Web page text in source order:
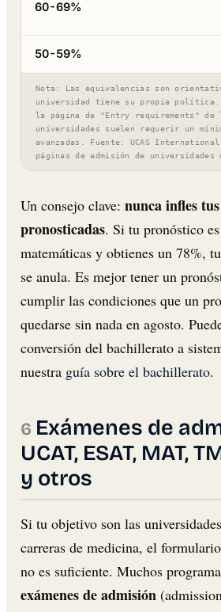
60-69%
50-59%
Nota: Las equivalencias son
universidad tiene su propia política.
la página de "Entry requirements" de
universidades suelen requerir un
avanzadas. Fuente: UCAS
páginas de admisión de universidades
Un consejo clave: nunca infles
pronosticadas. Si tu pronóstico
matemáticas y obtienes un 78%,
se anula. Es mejor tener un
cumplir las condiciones que un
quedarse sin nada en agosto.
conversión del bachillerato a
nuestra guía sobre el bachillerato.
Exámenes de
UCAT, ESAT, MAT,
y otros
Si tu objetivo son las
carreras de medicina, el
no es suficiente. Muchos
exámenes de admisión